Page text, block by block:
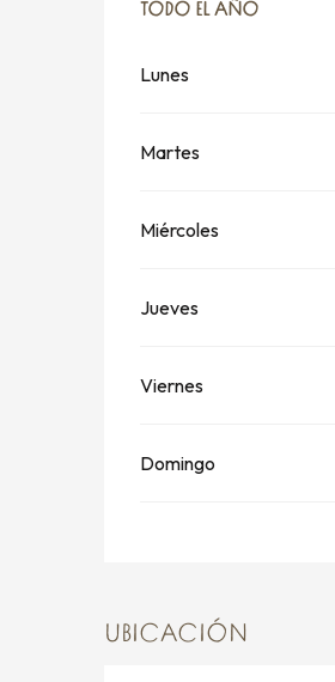
TODO EL AÑO
TODO EL AÑO
Lunes
Martes
Miércoles
Jueves
Viernes
Domingo
UBICACIÓN